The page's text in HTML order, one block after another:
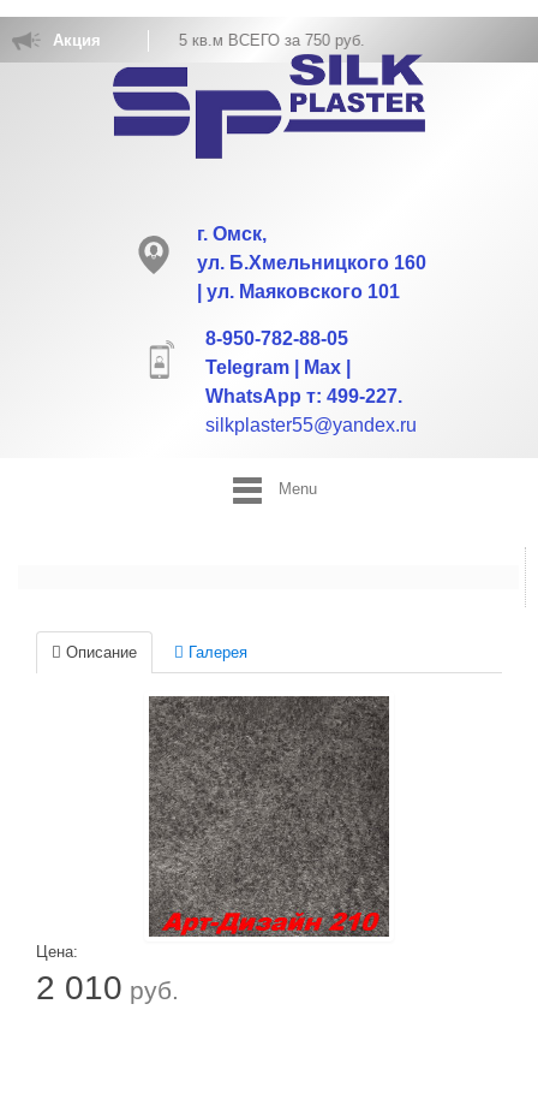
Акция
РАСХОД НА 5 кв.м ВСЕГО за 750 руб.
г. Омск,
ул. Б.Хмельницкого 160
| ул. Маяковского 101
8-950-782-88-05
Telegram | Max |
WhatsApp т: 499-227.
silkplaster55@yandex.ru
Menu
Описание Галерея
Цена:
2 010 руб.